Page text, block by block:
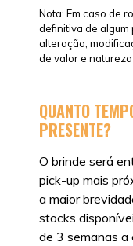
Nota: Em caso de
definitiva de algum
alteração,
de valor e
QUANTO
PRESENTE?
O brinde será
pick-up mais
a maior
stocks
de 3 semanas a